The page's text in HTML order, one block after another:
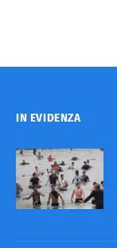
IN EVIDENZA